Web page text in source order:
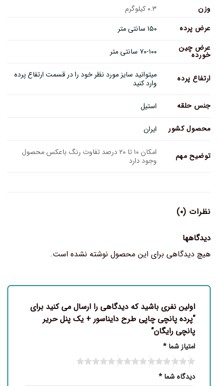
وزن
۰.۳ کیلوگرم
عرض پرده
۱۵۰ سانتی متر
عرض چین
خورده ۷۰-۱۰۰ سانتی متر
ارتفاع پرده میتوانید سایز مورد نظر خود را در قسمت ارتفاع پرده
وارد کنید
جنس حلقه استیل
محصول کشور ایران
توضیح مهم امکان ۱۰ تا ۲۰ درصد تفاوت رنگ باعکس محصول
وجود دارد
نظرات (۰)
دیدگاهها
هیچ دیدگاهی برای این محصول نوشته نشده است.
اولین نفری باشید که دیدگاهی را ارسال می کنید برای
“پرده پانچی چاپی طرح دایناسور + یک پنل حریر
پانچی رایگان”
امتیاز شما *
دیدگاه شما *